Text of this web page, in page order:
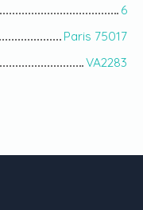
6
Paris 75017
VA2283